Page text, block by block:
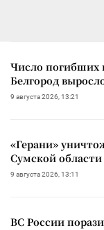
Число погибших
Белгород
9 августа 2026, 13:21
«Герани»
Сумской области
9 августа 2026, 13:11
ВС России